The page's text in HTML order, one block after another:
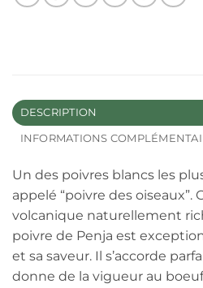
DESCRIPTION
INFORMATIONS
Un des poivres blancs les
appelé “poivre des oiseaux”.
volcanique naturellement
poivre de Penja est
et sa saveur. Il s’accorde
donne de la vigueur au